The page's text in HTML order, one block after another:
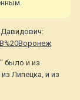
было и из
Липецка, и из